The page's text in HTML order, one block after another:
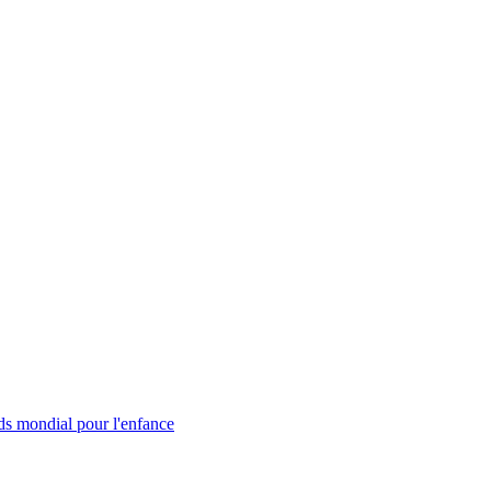
mondial pour l'enfance